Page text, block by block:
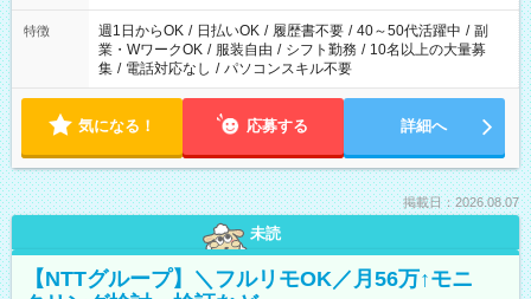
特徴 週1日からOK / 日払いOK / 履歴書不要 / 40～50代活躍中 / 副
業・WワークOK / 服装自由 / シフト勤務 / 10名以上の大量募
集 / 電話対応なし / パソコンスキル不要
気になる！ 応募する 詳細へ
掲載日：2026.08.07
未読
【NTTグループ】＼フルリモOK／月56万↑モニ